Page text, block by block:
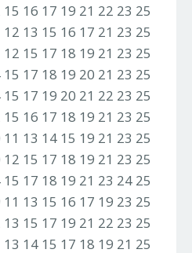
16 17 19 21 22 23 25
13 15 16 17 21 23 25
15 17 18 19 21 23 25
17 18 19 20 21 23 25
17 19 20 21 22 23 25
16 17 18 19 21 23 25
13 14 15 19 21 23 25
15 17 18 19 21 23 25
17 18 19 21 23 24 25
13 15 16 17 19 23 25
15 17 19 21 22 23 25
14 15 17 18 19 21 25